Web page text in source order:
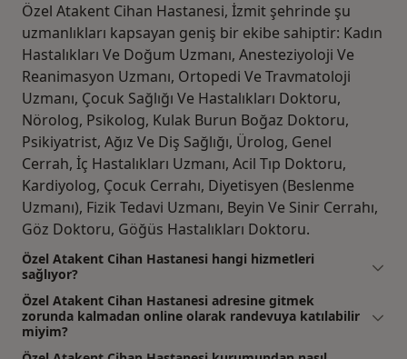
Özel Atakent Cihan Hastanesi, İzmit şehrinde şu
uzmanlıkları kapsayan geniş bir ekibe sahiptir: Kadın
Hastalıkları Ve Doğum Uzmanı, Anesteziyoloji Ve
Reanimasyon Uzmanı, Ortopedi Ve Travmatoloji
Uzmanı, Çocuk Sağlığı Ve Hastalıkları Doktoru,
Nörolog, Psikolog, Kulak Burun Boğaz Doktoru,
Psikiyatrist, Ağız Ve Diş Sağlığı, Ürolog, Genel
Cerrah, İç Hastalıkları Uzmanı, Acil Tıp Doktoru,
Kardiyolog, Çocuk Cerrahı, Diyetisyen (Beslenme
Uzmanı), Fizik Tedavi Uzmanı, Beyin Ve Sinir Cerrahı,
Göz Doktoru, Göğüs Hastalıkları Doktoru.
Özel Atakent Cihan Hastanesi hangi hizmetleri
sağlıyor?
Özel Atakent Cihan Hastanesi adresine gitmek
zorunda kalmadan online olarak randevuya katılabilir
miyim?